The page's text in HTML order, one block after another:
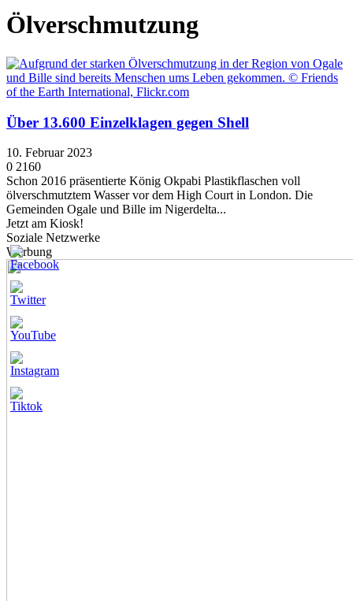
Ölverschmutzung
Über 13.600 Einzelklagen gegen Shell
10. Februar 2023
0 2160
Schon 2016 präsentierte König Okpabi Plastikflaschen voll
ölverschmutztem Wasser vor dem High Court in London. Die
Gemeinden Ogale und Bille im Nigerdelta...
Jetzt am Kiosk!
Soziale Netzwerke
Werbung